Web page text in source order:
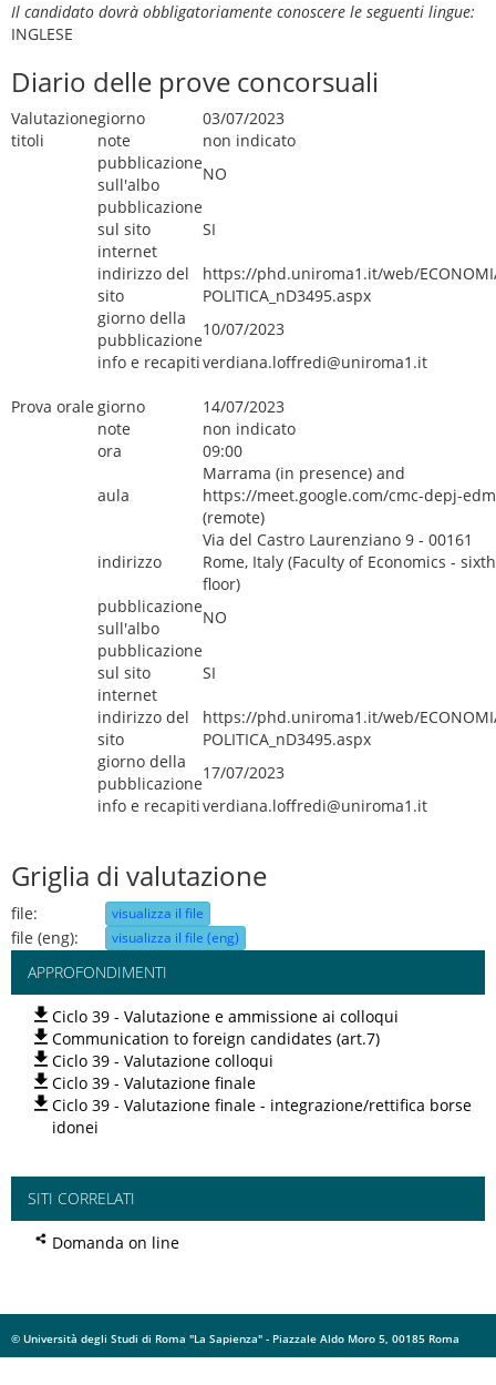
Il candidato dovrà obbligatoriamente conoscere le seguenti lingue:
INGLESE
Diario delle prove concorsuali
Valutazione
titoli
giorno
03/07/2023
note
non indicato
pubblicazione
sull'albo
NO
pubblicazione
sul sito
internet
SI
indirizzo del
sito
https://phd.uniroma1.it/web/
POLITICA_nD3495.aspx
giorno della
pubblicazione
10/07/2023
info e recapitiverdiana.loffredi@uniroma1.it
Prova orale giorno
14/07/2023
note
non indicato
ora
09:00
aula
Marrama (in presence) and
https://meet.google.com/cmc-depj-edm
(remote)
indirizzo
Via del Castro Laurenziano 9 - 00161
Rome, Italy (Faculty of Economics - sixth
floor)
pubblicazione
sull'albo
NO
pubblicazione
sul sito
internet
SI
indirizzo del
sito
https://phd.uniroma1.it/web/
POLITICA_nD3495.aspx
giorno della
pubblicazione
17/07/2023
info e recapitiverdiana.loffredi@uniroma1.it
Griglia di valutazione
file: visualizza il file
file (eng): visualizza il file (eng)
APPROFONDIMENTI
Ciclo 39 - Valutazione e ammissione ai colloqui
Communication to foreign candidates (art.7)
Ciclo 39 - Valutazione colloqui
Ciclo 39 - Valutazione finale
Ciclo 39 - Valutazione finale - integrazione/rettifica borse
idonei
SITI CORRELATI
Domanda on line
© Università degli Studi di Roma "La Sapienza" - Piazzale Aldo Moro 5, 00185 Roma